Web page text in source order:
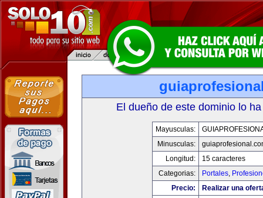
El dueño de este dominio lo
Mayusculas:
Minusculas:
Longitud:
15 caracteres
Categorias:
Portales,
Precio:
Realizar una